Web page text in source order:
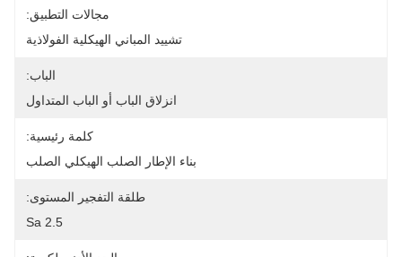
مجالات التطبيق:
تشييد المباني الهيكلية الفولاذية
الباب:
انزلاق الباب أو الباب المتداول
كلمة رئيسية:
بناء الإطار الصلب الهيكلي الصلب
طلقة التفجير المستوى:
Sa 2.5